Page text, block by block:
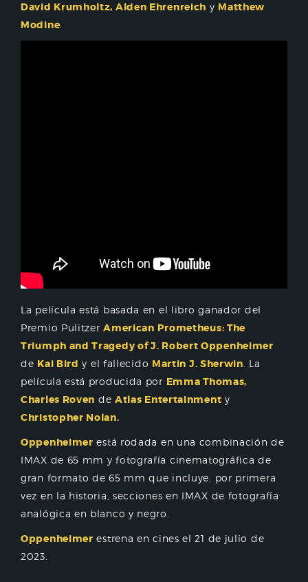
David Krumholtz, Alden Ehrenreich y Matthew
Modine
La película está basada en el libro ganador del
Premio PulitzerAmerican Prometheus: The
Triumph and Tragedy of J. Robert Oppenheimer
de Kai Bird y el fallecido Martin J. Sherwin . La
película está producida por Emma Thomas,
Charles Roven de Atlas Entertainment y
Christopher Nolan.
Oppenheimer está rodada en una combinación de
IMAX de 65 mm y fotografía cinematográfica de
gran formato de 65 mm que incluye, por primera
vez en la historia, secciones en IMAX de fotografía
analógica en blanco y negro.
Oppenheimer estrena en cines el 21 de julio de
2023.